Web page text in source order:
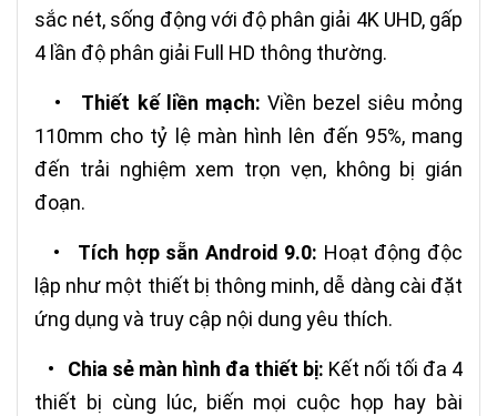
sắc nét, sống động với độ phân giải 4K UHD, gấp
4 lần độ phân giải Full HD thông thường.
• Thiết kế liền mạch: Viền bezel siêu mỏng
110mm cho tỷ lệ màn hình lên đến 95%, mang
đến trải nghiệm xem trọn vẹn, không bị gián
đoạn.
• Tích hợp sẵn Android 9.0: Hoạt động độc
lập như một thiết bị thông minh, dễ dàng cài đặt
ứng dụng và truy cập nội dung yêu thích.
• Chia sẻ màn hình đa thiết bị: Kết nối tối đa 4
thiết bị cùng lúc, biến mọi cuộc họp hay bài